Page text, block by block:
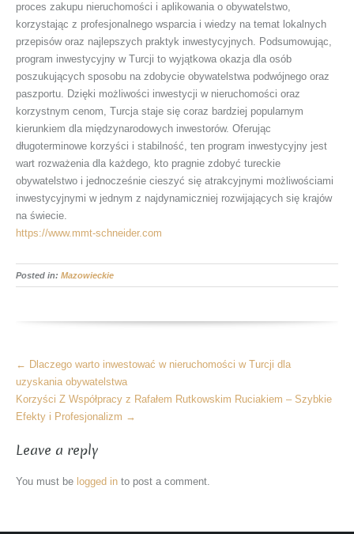
proces zakupu nieruchomości i aplikowania o obywatelstwo,
korzystając z profesjonalnego wsparcia i wiedzy na temat lokalnych
przepisów oraz najlepszych praktyk inwestycyjnych. Podsumowując,
program inwestycyjny w Turcji to wyjątkowa okazja dla osób
poszukujących sposobu na zdobycie obywatelstwa podwójnego oraz
paszportu. Dzięki możliwości inwestycji w nieruchomości oraz
korzystnym cenom, Turcja staje się coraz bardziej popularnym
kierunkiem dla międzynarodowych inwestorów. Oferując
długoterminowe korzyści i stabilność, ten program inwestycyjny jest
wart rozważenia dla każdego, kto pragnie zdobyć tureckie
obywatelstwo i jednocześnie cieszyć się atrakcyjnymi możliwościami
inwestycyjnymi w jednym z najdynamiczniej rozwijających się krajów
na świecie.
https://www.mmt-schneider.com
Posted in: Mazowieckie
More
Articles
← Dlaczego warto inwestować w nieruchomości w Turcji dla
uzyskania obywatelstwa
Korzyści Z Współpracy z Rafałem Rutkowskim Ruciakiem – Szybkie
Efekty i Profesjonalizm →
Leave a reply
You must be logged in to post a comment.